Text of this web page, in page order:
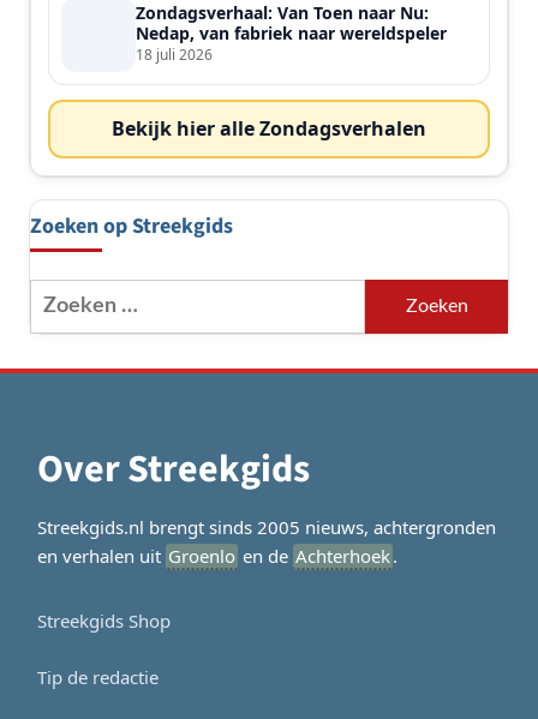
Zondagsverhaal: Van Toen naar Nu:
Nedap, van fabriek naar wereldspeler
18 juli 2026
Bekijk hier alle Zondagsverhalen
Zoeken op Streekgids
Zoeken
naar:
Over Streekgids
Streekgids.nl brengt sinds 2005 nieuws, achtergronden
en verhalen uit Groenlo en de Achterhoek.
Streekgids Shop
Tip de redactie